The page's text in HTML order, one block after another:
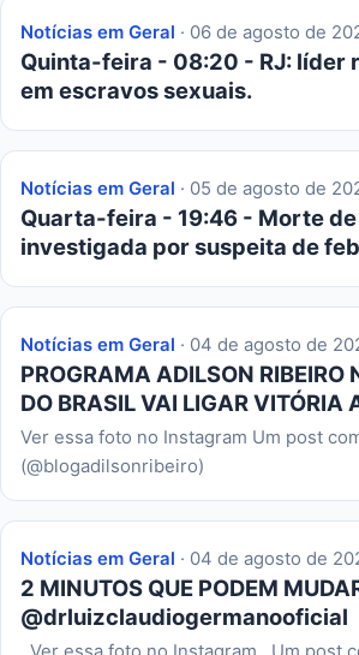
Notícias em Geral · 06 de agosto de
Quinta-feira - 08:20 - RJ: líder
em escravos sexuais.
Notícias em Geral · 05 de agosto de
Quarta-feira - 19:46 - Morte
investigada por suspeita de
Notícias em Geral · 04 de agosto de
PROGRAMA ADILSON
DO BRASIL VAI LIGAR VITÓRIA
Ver essa foto no Instagram Um post
(@blogadilsonribeiro)
Notícias em Geral · 04 de agosto de
2 MINUTOS QUE PODEM
@drluizclaudiogermanooficial